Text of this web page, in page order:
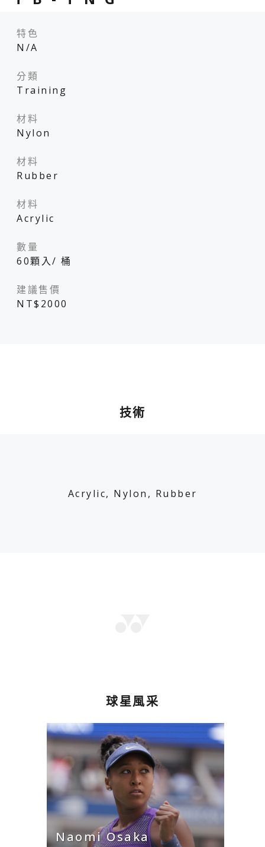
特色
N/A
分類
Training
材料
Nylon
材料
Rubber
材料
Acrylic
數量
60顆入/ 桶
建議售價
NT$2000
技術
Acrylic, Nylon, Rubber
球星風采
Naomi Osaka